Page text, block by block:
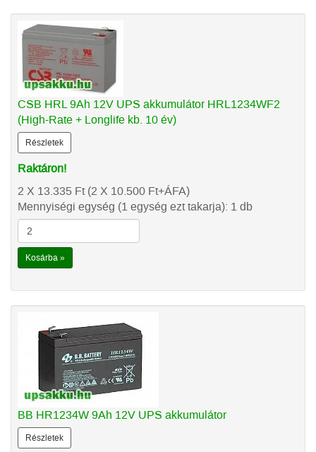
CSB HRL 9Ah 12V UPS akkumulátor HRL1234WF2
(High-Rate + Longlife kb. 10 év)
Részletek
Raktáron!
2 X 13.335 Ft(2 X 10.500 Ft+ÁFA)
Mennyiségi egység (1 egység ezt takarja): 1 db
Kosárba »
BB HR1234W 9Ah 12V UPS akkumulátor
Részletek